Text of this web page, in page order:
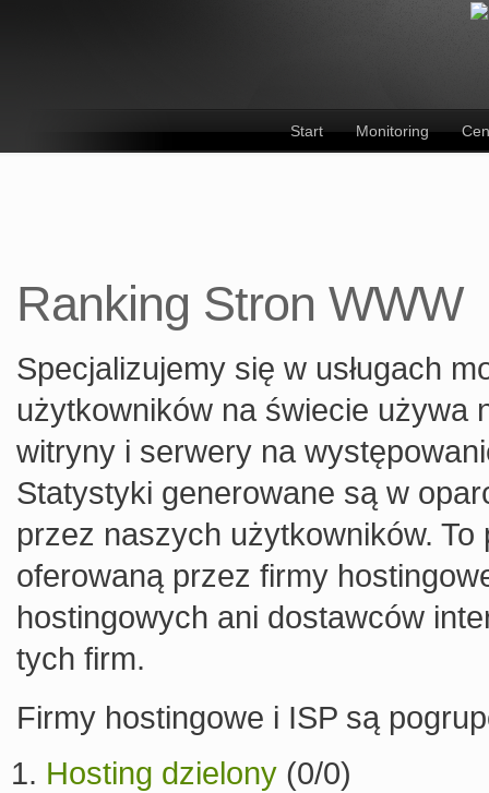
Start Monitoring
Ranking Stron WWW
Specjalizujemy się w usługach
użytkowników na świecie używa
witryny i serwery na
Statystyki generowane są w
przez naszych użytkowników.
oferowaną przez firmy
hostingowych ani dostawców
tych firm.
Firmy hostingowe i ISP są
Hosting dzielony (0/0)